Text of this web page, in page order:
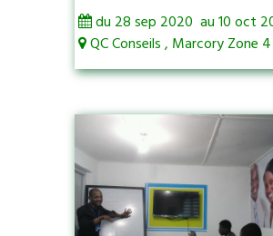
du 28 sep 2020 au 10 oct
QC Conseils , Marcory Zone 4